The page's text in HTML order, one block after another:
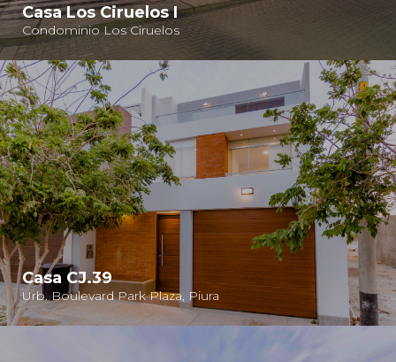
Casa Los Ciruelos I
Condominio Los Ciruelos
Casa CJ.39
Urb. Boulevard Park Plaza, Piura